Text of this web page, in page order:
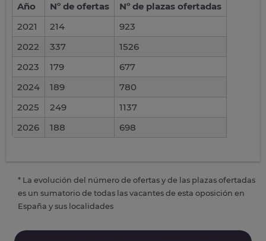
Año Nº de ofertas
Nº de plazas ofertadas
2021
214
923
2022
337
1526
2023
179
677
2024
189
780
2025
249
1137
2026
188 698
* La evolución del número de ofertas y de las plazas ofertadas
es un sumatorio de todas las vacantes de esta oposición en
España y sus localidades